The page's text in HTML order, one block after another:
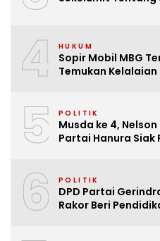
4 HUKUM
Sopir Mobil MBG
Temukan Kelalaian
5 POLITIK
Musda ke 4,
Partai Hanura Siak
6 POLITIK
DPD Partai
Rakor Beri